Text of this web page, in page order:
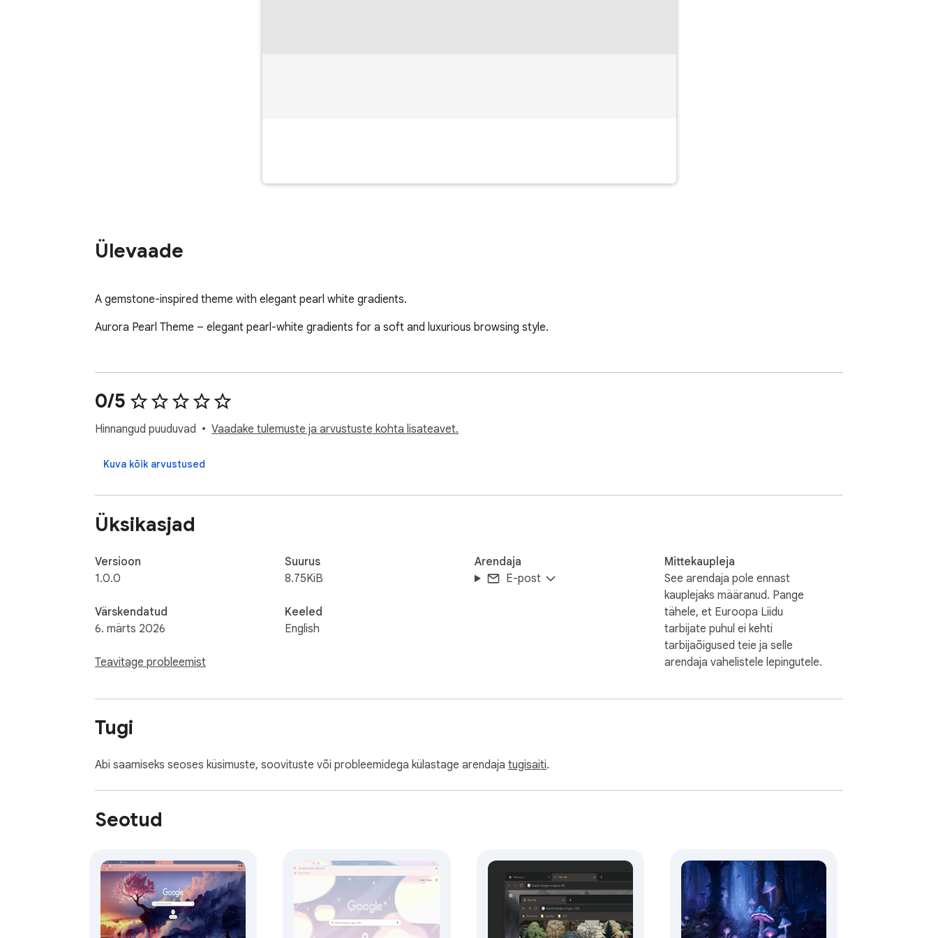
Ülevaade
A gemstone-inspired theme with elegant pearl white gradients.
Aurora Pearl Theme – elegant pearl-white gradients for a soft and luxurious browsing style.
0/5
Hinnangud puuduvad Vaadake tulemuste ja arvustuste kohta lisateavet.
Kuva kõik arvustused
Üksikasjad
Versioon
1.0.0
Värskendatud
6. märts 2026
Teavitage probleemist
Suurus
8.75KiB
Keeled
English
Arendaja
E-post
Mittekaupleja
See arendaja pole ennast
kauplejaks määranud. Pange
tähele, et Euroopa Liidu
tarbijate puhul ei kehti
tarbijaõigused teie ja selle
arendaja vahelistele lepingutele.
Tugi
Abi saamiseks seoses küsimuste, soovituste või probleemidega külastage arendaja tugisaiti.
Seotud